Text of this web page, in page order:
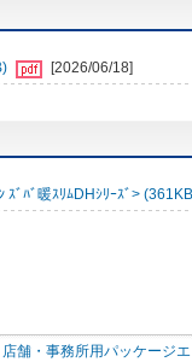
[2026/06/18]
ｽﾞﾊﾞ暖ｽﾘﾑDHｼﾘｰｽﾞ>
店舗・事務所用パッケージ